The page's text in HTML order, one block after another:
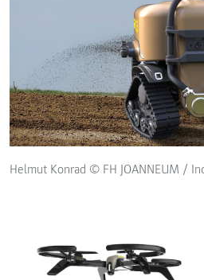
Helmut Konrad © FH JOANNEUM /